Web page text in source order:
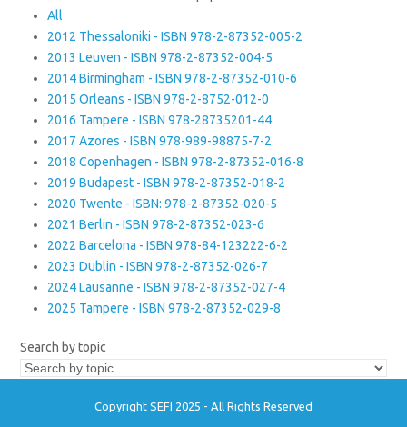
All
2012 Thessaloniki - ISBN 978-2-87352-005-2
2013 Leuven - ISBN 978-2-87352-004-5
2014 Birmingham - ISBN 978-2-87352-010-6
2015 Orleans - ISBN 978-2-8752-012-0
2016 Tampere - ISBN 978-28735201-44
2017 Azores - ISBN 978-989-98875-7-2
2018 Copenhagen - ISBN 978-2-87352-016-8
2019 Budapest - ISBN 978-2-87352-018-2
2020 Twente - ISBN: 978-2-87352-020-5
2021 Berlin - ISBN 978-2-87352-023-6
2022 Barcelona - ISBN 978-84-123222-6-2
2023 Dublin - ISBN 978-2-87352-026-7
2024 Lausanne - ISBN 978-2-87352-027-4
2025 Tampere - ISBN 978-2-87352-029-8
Search by topic
Copyright SEFI 2025 - All Rights Reserved